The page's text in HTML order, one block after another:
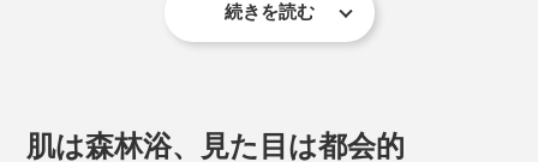
冷房の効いたオフィスの入った途端「あれ、ちょっと寒
『K−３B』の和紙ポロシャツなら、上質な麻を思わせる
続きを読む
肌は森林浴、見た目は都会的